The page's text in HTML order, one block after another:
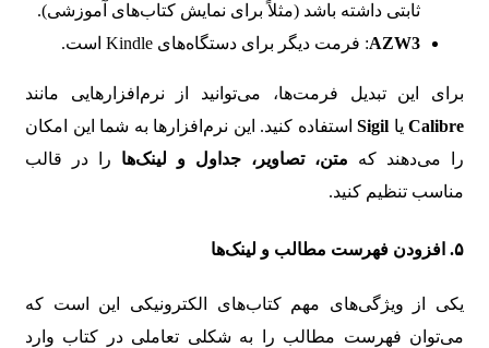
ثابتی داشته باشد (مثلاً برای نمایش کتاب‌های آموزشی).
AZW3: فرمت دیگر برای دستگاه‌های Kindle است.
برای این تبدیل فرمت‌ها، می‌توانید از نرم‌افزارهایی مانند
Calibre یا Sigil استفاده کنید. این نرم‌افزارها به شما این امکان
را می‌دهند که متن، تصاویر، جداول و لینک‌ها را در قالب
مناسب تنظیم کنید.
۵. افزودن فهرست مطالب و لینک‌ها
یکی از ویژگی‌های مهم کتاب‌های الکترونیکی این است که
می‌توان فهرست مطالب را به شکلی تعاملی در کتاب وارد